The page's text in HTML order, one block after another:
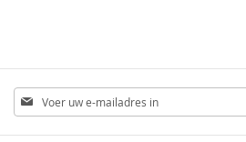
Abonneer
u
op